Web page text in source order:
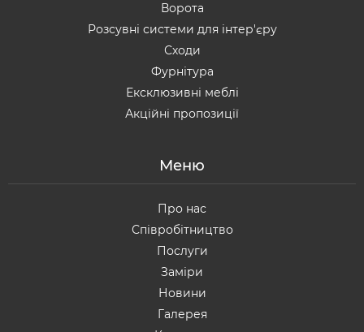
Ворота
Розсувні системи для інтер'єру
Сходи
Фурнітура
Ексклюзивні меблі
Акційні пропозиції
Меню
Про нас
Співробітництво
Послуги
Заміри
Новини
Галерея